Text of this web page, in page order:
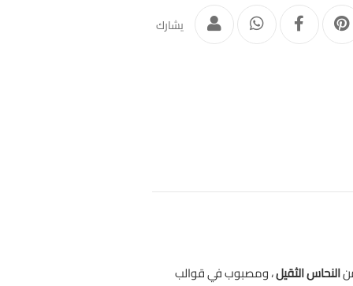
يشارك
النحاس الثقيل، ومصبوب في قوالب